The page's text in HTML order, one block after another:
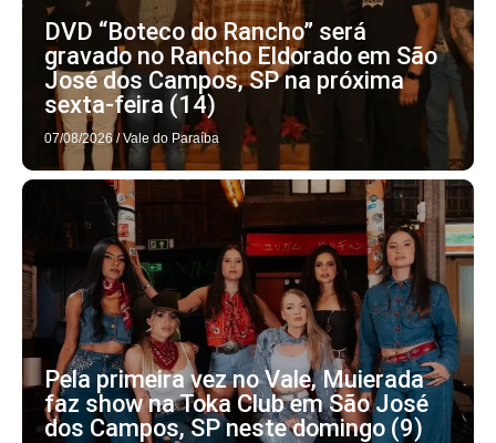
DVD “Boteco do Rancho” será
gravado no Rancho Eldorado em São
José dos Campos, SP na próxima
sexta-feira (14)
07/08/2026 / Vale do Paraíba
Pela primeira vez no Vale, Muierada
faz show na Toka Club em São José
dos Campos, SP neste domingo (9)